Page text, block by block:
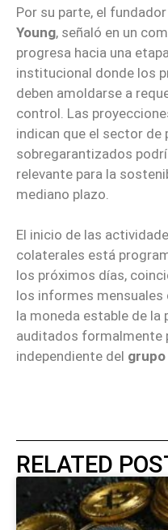
Por su parte, el
Young, señaló en un
progresa hacia una
institucional donde los
deben amoldarse a
control. Las
indican que el sector
sobregarantizados
relevante para la
mediano plazo.
El inicio de las
colaterales está
los próximos días,
los informes
la moneda estable de
auditados formalmente
independiente del grupo
RELATED